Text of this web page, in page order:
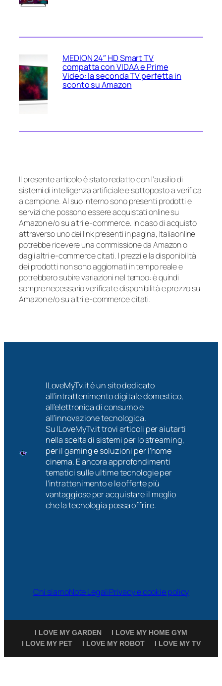
MEDION 24″ HD Smart TV
compatta con VIDAA e Prime
Video: la seconda TV perfetta in
sconto su Amazon
Il presente articolo è stato redatto con l’ausilio di
sistemi di intelligenza artificiale e sottoposto a verifica
a campione. Al suo interno sono presenti prodotti e
servizi che possono essere acquistati online su
Amazon e/o su altri e-commerce. In caso di acquisto
attraverso uno dei link presenti in pagina, Italiaonline
potrebbe ricevere una commissione da Amazon o
dagli altri e-commerce citati. I prezzi e la disponibilità
dei prodotti non sono aggiornati in tempo reale e
potrebbero subire variazioni nel tempo: è quindi
sempre necessario verificate disponibilità e prezzo su
Amazon e/o su altri e-commerce citati.
ILoveMyTv.it è un sito dedicato
all’intrattenimento digitale domestico,
all’elettronica di consumo e
all’innovazione tecnologica.
Su ILoveMyTv.it trovi articoli per aiutarti
nella scelta di sistemi per lo streaming,
per il gaming e soluzioni per l’home
cinema. E ancora approfondimenti
tematici sulle ultime tecnologie per
l’intrattenimento e le offerte più
vantaggiose per acquistare il meglio
che la tecnologia possa offrire.
Chi siamoNote LegaliPrivacy e cookie policy
I LOVE MY GARDEN
I LOVE MY HOME GYM
I LOVE MY PET
I LOVE MY ROBOT I LOVE MY TV